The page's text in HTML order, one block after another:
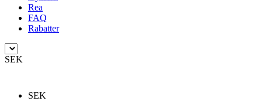
Rea
FAQ
Rabatter
SEK
SEK